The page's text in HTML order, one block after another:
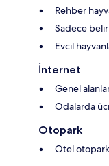
Rehber
Sadece
Evcil
İnternet
Genel
Odalarda
Otopark
Otel